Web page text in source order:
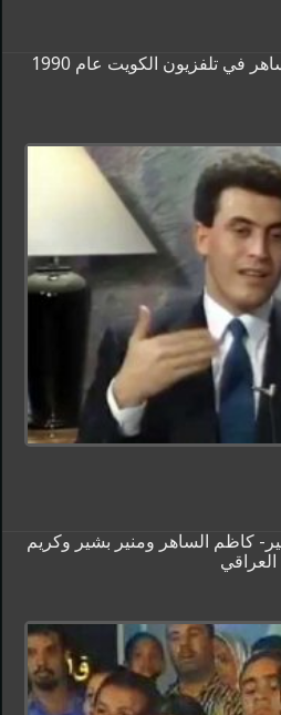
في تلفزيون الكويت عام 1990
كاظم الساهر ومنير بشير وكريم
العراقي